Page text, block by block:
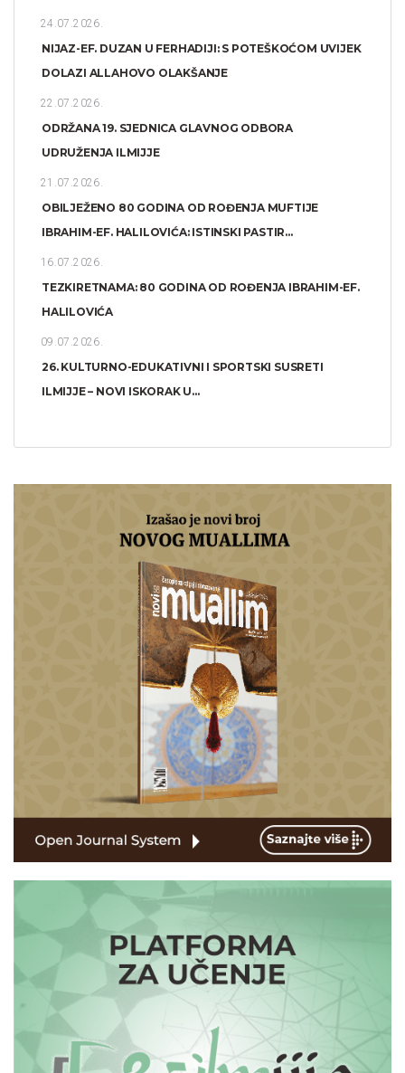
24.07.2026.
NIJAZ-EF. DUZAN U FERHADIJI: S POTEŠKOĆOM UVIJEK
DOLAZI ALLAHOVO OLAKŠANJE
22.07.2026.
ODRŽANA 19. SJEDNICA GLAVNOG ODBORA
UDRUŽENJA ILMIJJE
21.07.2026.
OBILJEŽENO 80 GODINA OD ROĐENJA MUFTIJE
IBRAHIM-EF. HALILOVIĆA: ISTINSKI PASTIR...
16.07.2026.
TEZKIRETNAMA: 80 GODINA OD ROĐENJA IBRAHIM-EF.
HALILOVIĆA
09.07.2026.
26. KULTURNO-EDUKATIVNI I SPORTSKI SUSRETI
ILMIJJE – NOVI ISKORAK U...